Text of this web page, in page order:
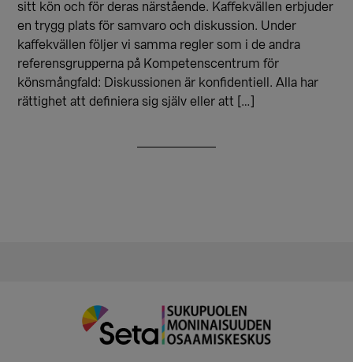
sitt kön och för deras närstående. Kaffekvällen erbjuder
en trygg plats för samvaro och diskussion. Under
kaffekvällen följer vi samma regler som i de andra
referensgrupperna på Kompetenscentrum för
könsmångfald: Diskussionen är konfidentiell. Alla har
rättighet att definiera sig själv eller att […]